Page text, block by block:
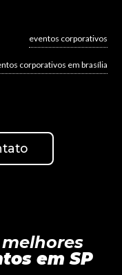
eventos corporativos
corporativos em brasília
em SP